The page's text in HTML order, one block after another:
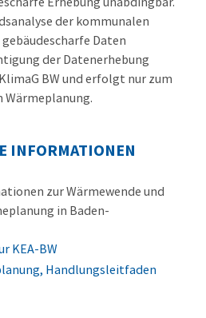
der kommunalen
Daten
der Datenerhebung
BW und erfolgt nur zum
Wärmeplanung.
INFORMATIONEN
zur Wärmewende und
in Baden-
KEA-BW
Handlungsleitfaden